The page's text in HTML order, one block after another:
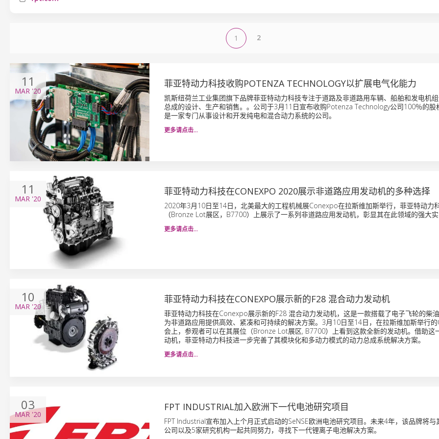
1 2
11
MAR '20
菲亚特动力科技收购POTENZA TECHNOLOGY以扩展电气化能力
凯斯纽荷兰工业集团旗下品牌菲亚特动力科技专注于道路及非道路用车辆、船舶和发电机
总成的设计、生产和销售。。公司于3月11日宣布收购Potenza Technology公司100％的股
是一家专门从事设计和开发纯电和混合动力系统的公司。
更多请点击…
11
MAR '20
菲亚特动力科技在CONEXPO 2020展示非道路应用发动机的多种选择
2020年3月10日至14日，北美最大的工程机械展Conexpo在拉斯维加斯举行，菲亚特动力
（Bronze Lot展区，B7700）上展示了一系列非道路应用发动机，彰显其在此领域的强大
更多请点击…
10
MAR '20
菲亚特动力科技在CONEXPO展示新的F28 混合动力发动机
菲亚特动力科技在Conexpo展示新的F28 混合动力发动机，这是一款搭载了电子飞轮的柴
为非道路应用提供高效、紧凑和可持续的解决方案。3月10日至14日，在拉斯维加斯举行
会上，参观者可以在其展位（Bronze Lot展区, B7700）上看到这款全新的发动机。借助这
动机，菲亚特动力科技进一步完善了其模块化和多动力模式的动力总成系统解决方案。
更多请点击…
03
MAR '20
FPT INDUSTRIAL加入欧洲下一代电池研究项目
FPT Industrial宣布加入上个月正式启动的SeNSE欧洲电池研究项目。未来4年，该品牌将与
公司以及5家研究机构一起共同努力，寻找下一代锂离子电池解决方案。